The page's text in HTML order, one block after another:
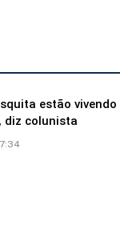
estão vivendo
diz colunista